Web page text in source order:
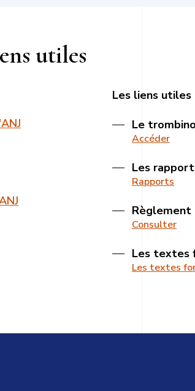
utiles
Les liens utiles
Le
Accéder
Les
Rapports
Consulter
Les textes
Les textes